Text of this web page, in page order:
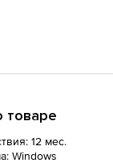
товаре
12 мес.
Windows